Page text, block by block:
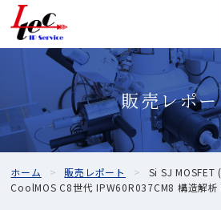
販売レポ
ホーム 販売レポート
Si SJ
CoolMOS C8世代 IPW60R037CM8 構造解析